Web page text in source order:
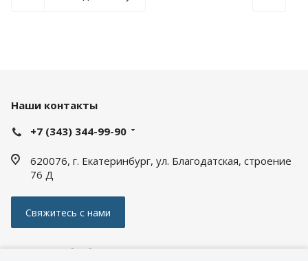
Наши контакты
+7 (343) 344-99-90
620076, г. Екатеринбург, ул. Благодатская, строение
76 Д
Свяжитесь с нами
Политика обработки персональных данных